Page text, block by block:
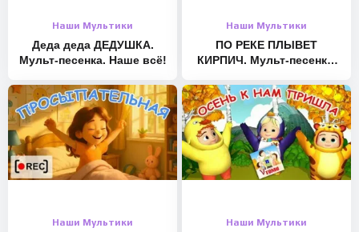
Twitter: – http://twitter.com/ayaranova1
Tiktok and likee: nenashevse
#длядетей #мультпесенка #музыкальныймультик
#песенкидлямалышей
Наши Мультики
Деда деда ДЕДУШКА.
Мульт-песенка. Наше всё!
Наши Мультики
ПО РЕКЕ ПЛЫВЕТ
КИРПИЧ. Мульт-песенка.
Наши Мультики Наши Мультики